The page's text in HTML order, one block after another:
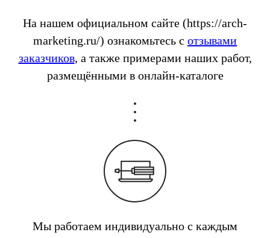
На нашем официальном сайте (https://arch-
marketing.ru/) ознакомьтесь с отзывами
заказчиков, а также примерами наших работ,
размещёнными в онлайн-каталоге
Мы работаем индивидуально с каждым